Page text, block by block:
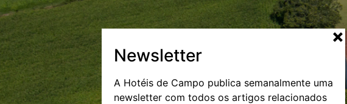
Newsletter
A Hotéis de Campo publica semanalmente uma
newsletter com todos os artigos relacionados